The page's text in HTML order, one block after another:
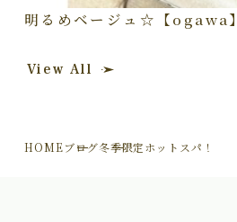
明るめベージュ☆【ogawa】
View All
HOMEブログ冬季限定ホットスパ！